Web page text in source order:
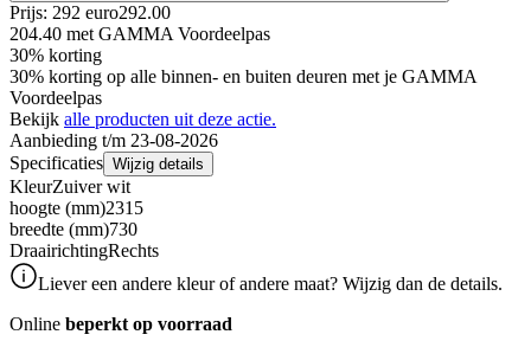
Prijs: 292 euro292.00
204.40 met GAMMA Voordeelpas
30% korting
30% korting op alle binnen- en buiten deuren met je GAMMA
Voordeelpas
Bekijk alle producten uit deze actie.
Aanbieding t/m 23-08-2026
Specificaties Wijzig details
KleurZuiver wit
hoogte (mm)2315
breedte (mm)730
DraairichtingRechts
Liever een andere kleur of andere maat? Wijzig dan de details.
Online beperkt op voorraad